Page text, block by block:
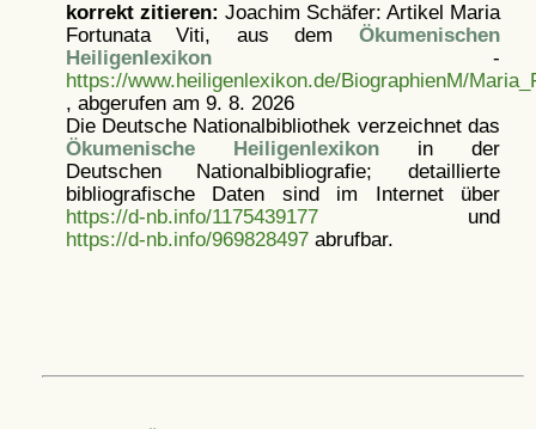
korrekt zitieren: Joachim Schäfer: Artikel Maria
Fortunata Viti, aus dem Ökumenischen
Heiligenlexikon-
https://www.heiligenlexikon.de/BiographienM/
, abgerufen am 9. 8. 2026
Die Deutsche Nationalbibliothek verzeichnet das
Ökumenische Heiligenlexikonin der
Deutschen Nationalbibliografie; detaillierte
bibliografische Daten sind im Internet über
https://d-nb.info/1175439177und
https://d-nb.info/969828497abrufbar.